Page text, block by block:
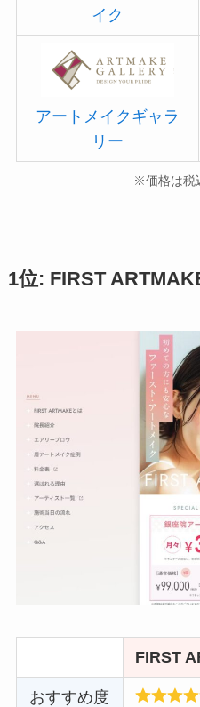
イク
アートメイクギャラ
リー
※価格は税
1位: FIRST
FIRST
おすすめ度